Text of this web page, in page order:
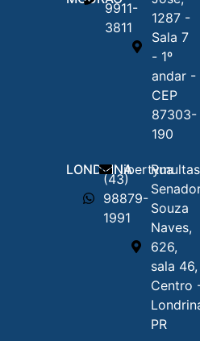
9911-
3811
1287 -
Sala 7
- 1º
andar -
CEP
87303-
190
LONDRINA
(43)
98879-
1991
Rua
Souza
Naves,
626,
sala 46,
Centro
PR